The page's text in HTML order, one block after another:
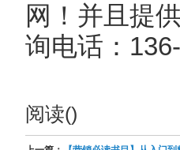
网！并且提
询电话：
阅读()